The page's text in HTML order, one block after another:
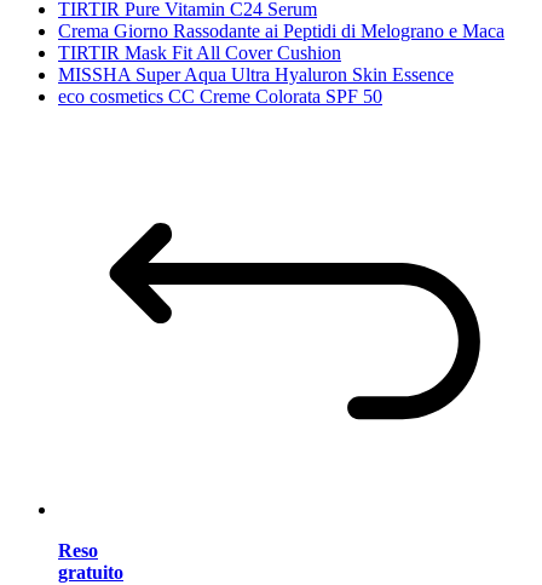
TIRTIR Pure Vitamin C24 Serum
Crema Giorno Rassodante ai Peptidi di Melograno e Maca
TIRTIR Mask Fit All Cover Cushion
MISSHA Super Aqua Ultra Hyaluron Skin Essence
eco cosmetics CC Creme Colorata SPF 50
Reso
gratuito